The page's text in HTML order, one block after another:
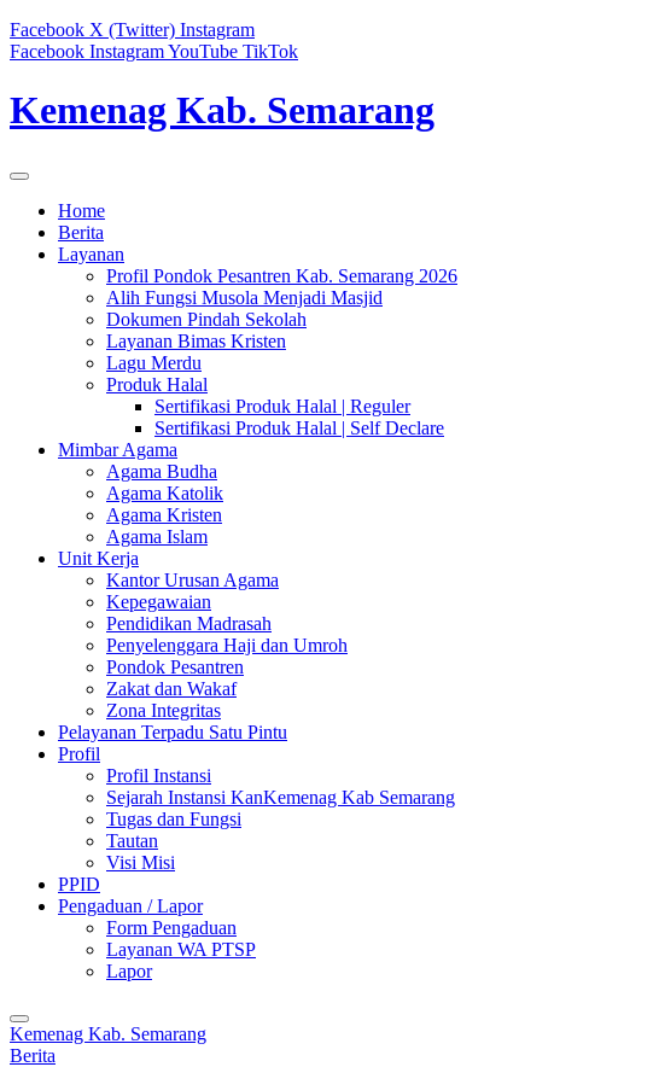
Facebook X (Twitter) Instagram
Facebook InstagramYouTube TikTok
Kemenag Kab. Semarang
Home
Berita
Layanan
Profil Pondok Pesantren Kab. Semarang 2026
Alih Fungsi Musola Menjadi Masjid
Dokumen Pindah Sekolah
Layanan Bimas Kristen
Lagu Merdu
Produk Halal
Sertifikasi Produk Halal | Reguler
Sertifikasi Produk Halal | Self Declare
Mimbar Agama
Agama Budha
Agama Katolik
Agama Kristen
Agama Islam
Unit Kerja
Kantor Urusan Agama
Kepegawaian
Pendidikan Madrasah
Penyelenggara Haji dan Umroh
Pondok Pesantren
Zakat dan Wakaf
Zona Integritas
Pelayanan Terpadu Satu Pintu
Profil
Profil Instansi
Sejarah Instansi KanKemenag Kab Semarang
Tugas dan Fungsi
Tautan
Visi Misi
PPID
Pengaduan / Lapor
Form Pengaduan
Layanan WA PTSP
Lapor
Kemenag Kab. Semarang
Berita